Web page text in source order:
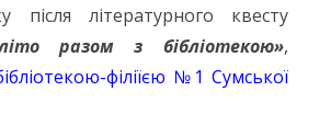
після літературного квесту
разом з бібліотекою»,
філіїєю №1 Cумської